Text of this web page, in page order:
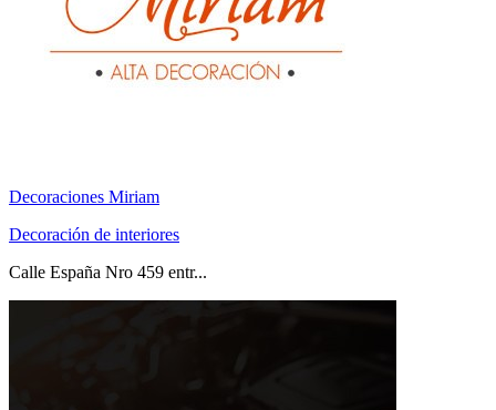
Decoraciones Miriam
Decoración de interiores
Calle España Nro 459 entr...